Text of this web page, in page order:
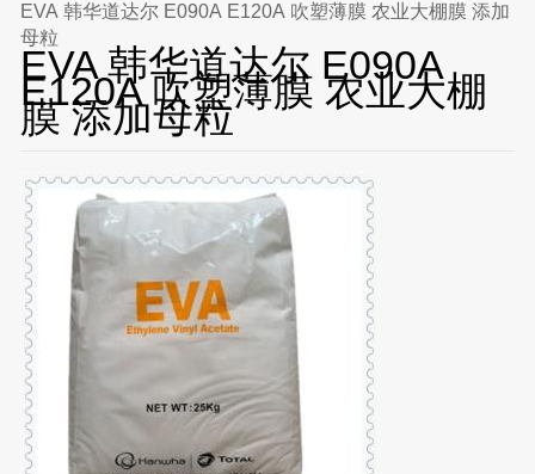
EVA 韩华道达尔 E090A E120A 吹塑薄膜 农业大棚膜 添加
母粒
EVA 韩华道达尔 E090A
E120A 吹塑薄膜 农业大棚
膜 添加母粒